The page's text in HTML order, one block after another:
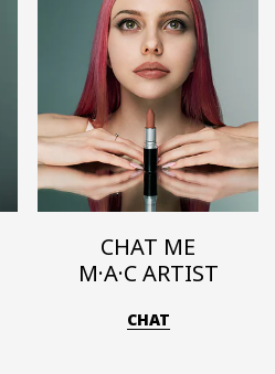
CHAT ΜΕ
M·A·C ARTIST
CHAT